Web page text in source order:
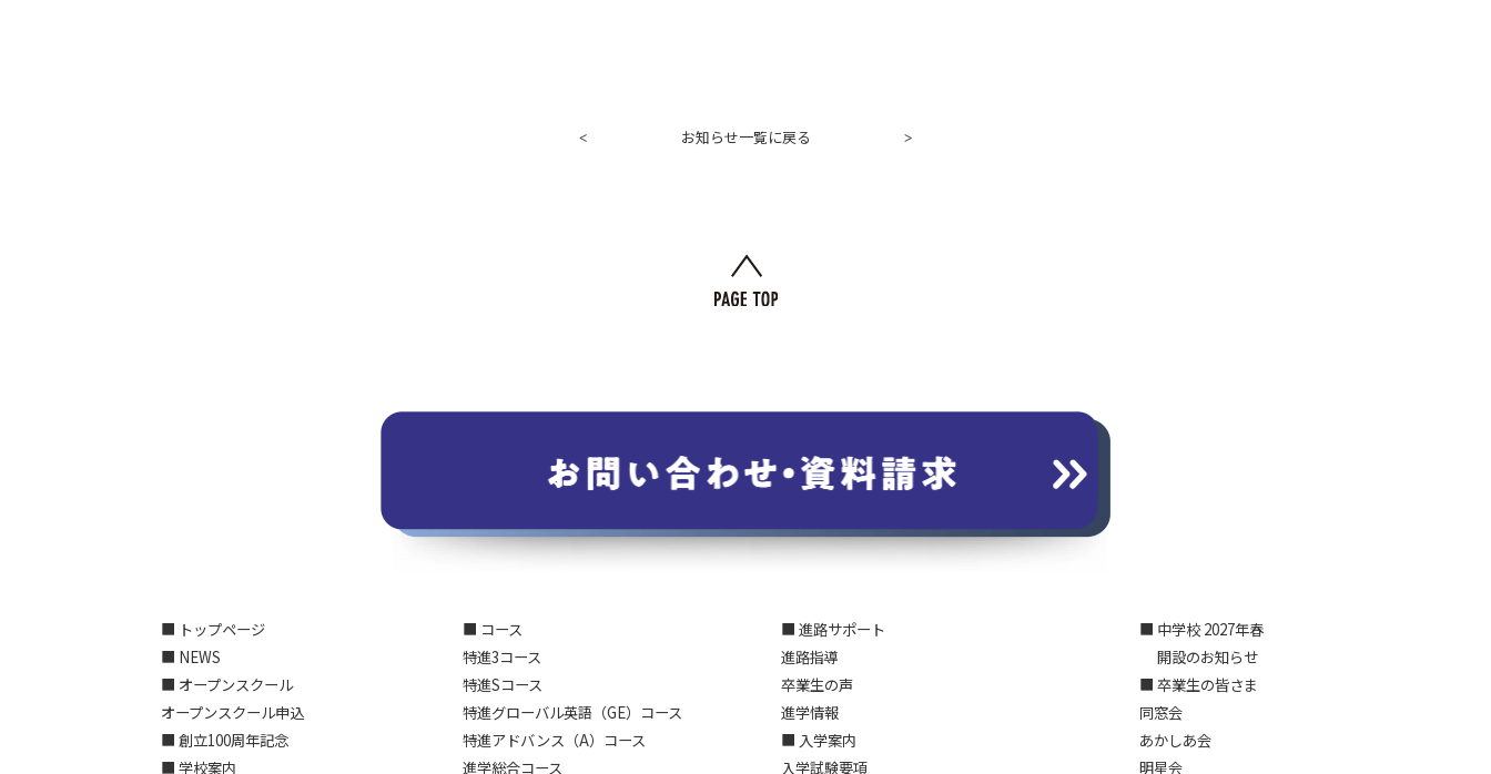
< お知らせ一覧に戻る >
■ トップページ
■ NEWS
■ オープンスクール
オープンスクール申込
■ 創立100周年記念
■ 学校案内
■ コース
特進3コース
特進Sコース
特進グローバル英語（GE）コース
特進アドバンス（A）コース
進学総合コース
■ 進路サポート
進路指導
卒業生の声
進学情報
■ 入学案内
入学試験要項
■ 中学校 2027年春
開設のお知らせ
■ 卒業生の皆さま
同窓会
あかしあ会
明星会